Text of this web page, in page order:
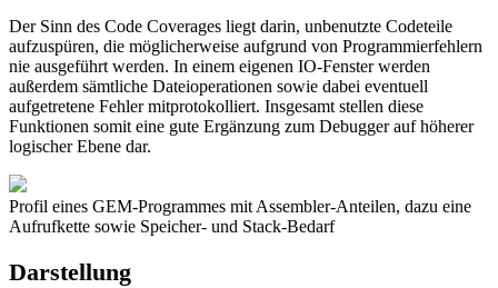
Der Sinn des Code Coverages liegt darin, unbenutzte Codeteile
aufzuspüren, die möglicherweise aufgrund von Programmierfehlern
nie ausgeführt werden. In einem eigenen IO-Fenster werden
außerdem sämtliche Dateioperationen sowie dabei eventuell
aufgetretene Fehler mitprotokolliert. Insgesamt stellen diese
Funktionen somit eine gute Ergänzung zum Debugger auf höherer
logischer Ebene dar.
Profil eines GEM-Programmes mit Assembler-Anteilen, dazu eine
Aufrufkette sowie Speicher- und Stack-Bedarf
Darstellung